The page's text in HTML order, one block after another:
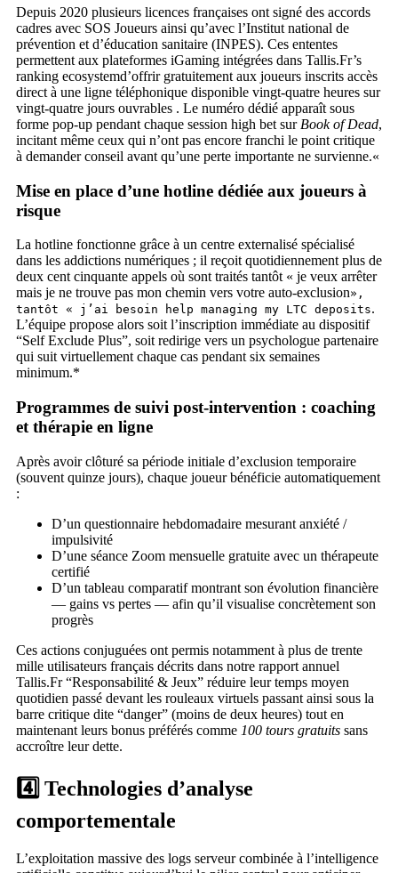
Depuis 2020 plusieurs licences françaises ont signé des accords
cadres avec SOS Joueurs ainsi qu’avec l’Institut national de
prévention et d’éducation sanitaire (INPES). Ces ententes
permettent aux plateformes iGaming intégrées dans Tallis.Fr’s
ranking ecosystem​d’offrir gratuitement aux joueurs inscrits accès
direct à une ligne téléphonique disponible vingt‑quatre heures sur
vingt‐quatre jours ouvrables . Le numéro dédié apparaît sous
forme pop‑up pendant chaque session high bet sur Book of Dead,
incitant même ceux qui n’ont pas encore franchi le point critique
à demander conseil avant qu’une perte importante ne survienne.«
Mise en place d’une hotline dédiée aux joueurs à
risque
La hotline fonctionne grâce à un centre externalisé spécialisé
dans les addictions numériques ; il reçoit quotidiennement plus de
deux cent cinquante appels où sont traités tantôt « je veux arrêter
mais je ne trouve pas mon chemin vers votre auto‑exclusion»,
tantôt « j’ai besoin help managing my LTC deposits.
L’équipe propose alors soit l’inscription immédiate au dispositif
“Self Exclude Plus”, soit redirige vers un psychologue partenaire
qui suit virtuellement chaque cas pendant six semaines
minimum.*
Programmes de suivi post‑intervention : coaching
et thérapie en ligne
Après avoir clôturé sa période initiale d’exclusion temporaire
(souvent quinze jours), chaque joueur bénéficie automatiquement
:
D’un questionnaire hebdomadaire mesurant anxiété /
impulsivité
D’une séance Zoom mensuelle gratuite avec un thérapeute
certifié
D’un tableau comparatif montrant son évolution financière
— gains vs pertes — afin qu’il visualise concrètement son
progrès
Ces actions conjuguées ont permis notamment à plus de trente
mille utilisateurs français décrits dans notre rapport annuel
Tallis.Fr “Responsabilité & Jeux” réduire leur temps moyen
quotidien passé devant les rouleaux virtuels passant ainsi sous la
barre critique dite “danger” (moins de deux heures) tout en
maintenant leurs bonus préférés comme 100 tours gratuits sans
accroître leur dette.
4️⃣ Technologies d’analyse
comportementale
L’exploitation massive des logs serveur combinée à l’intelligence